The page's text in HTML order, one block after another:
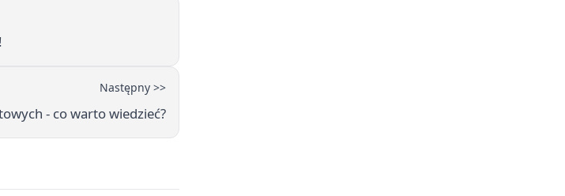
Następny >>
- co warto wiedzieć?